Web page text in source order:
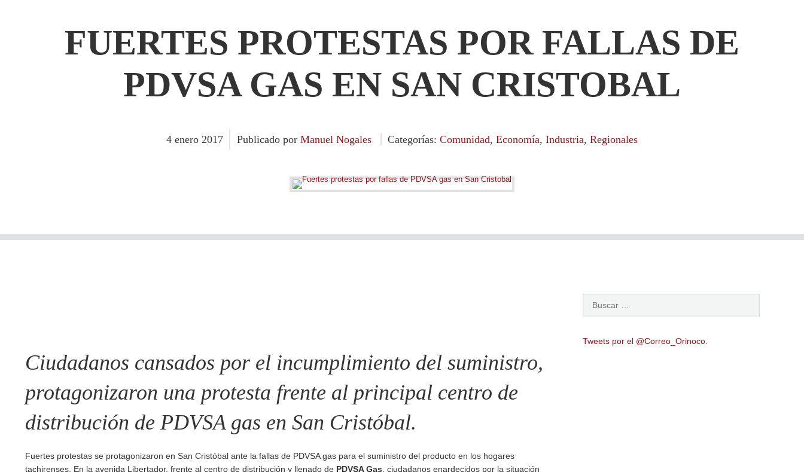
FUERTES PROTESTAS POR FALLAS DE
PDVSA GAS EN SAN CRISTOBAL
4 enero 2017 Publicado por Manuel Nogales Categorías: Comunidad, Economía, Industria, Regionales
Ciudadanos cansados por el incumplimiento del suministro,
protagonizaron una protesta frente al principal centro de
distribución de PDVSA gas en San Cristóbal.
Fuertes protestas se protagonizaron en San Cristóbal ante la fallas de PDVSA gas para el suministro del producto en los hogares
tachirenses. En la avenida Libertador, frente al centro de distribución y llenado de PDVSA Gas , ciudadanos enardecidos por la situación
Tweets por el @Correo_Orinoco.